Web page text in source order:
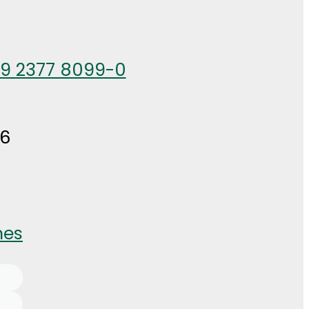
2377 8099-0